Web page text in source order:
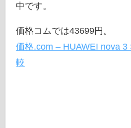
中です。
価格コムでは43699円。
価格.com – HUAWEI nova 3
較